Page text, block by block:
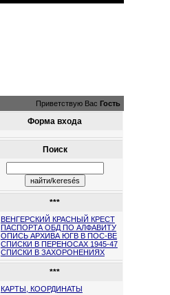
Приветствую Вас Гость
Форма входа
Поиск
***
ВЕНГЕРСКИЙ КРАСНЫЙ КРЕСТ
ПАСПОРТА ОБД ПО АЛФАВИТУ
ОПИСЬ АРХИВА ЮГВ В ПОС-ВЕ
СПИСКИ В ПЕРЕНОСАХ 1945-47
СПИСКИ В ЗАХОРОНЕНИЯХ
***
КАРТЫ, КООРДИНАТЫ